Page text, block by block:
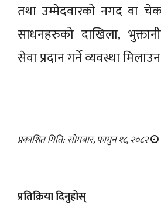
तथा उम्मेदवारको नगद वा
साधनहरुको दाखिला,
सेवा प्रदान गर्ने व्यवस्था
प्रकाशित मिति: सोमबार, फागुन १८, २०८२
प्रतिक्रिया दिनुहोस्